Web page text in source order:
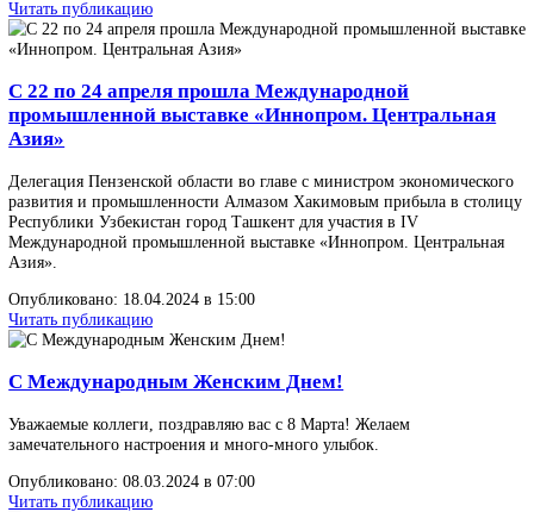
С 20 по 24 мая прошла 24-я международная
специализированная выставка оборудования,
приборов и инструментов для
металлообрабатывающей промышленности
открылась в Москве.
отечественных и иностранных компаний. Все павильоны и
площадки центрального выставочного комплекса занимают
экспозиции, общая площадь которых превышает пятьдесят тысяч
квадратных мет
Опубликовано: 27.05.2024 в 06:45
Читать публикацию
С 22 мая прошел Форум предпринимателей
Пензенской области ««Мой бизнес. Единство для